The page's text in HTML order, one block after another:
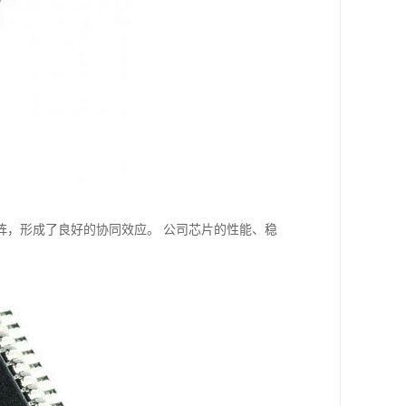
形成了良好的协同效应。 公司芯片的性能、稳